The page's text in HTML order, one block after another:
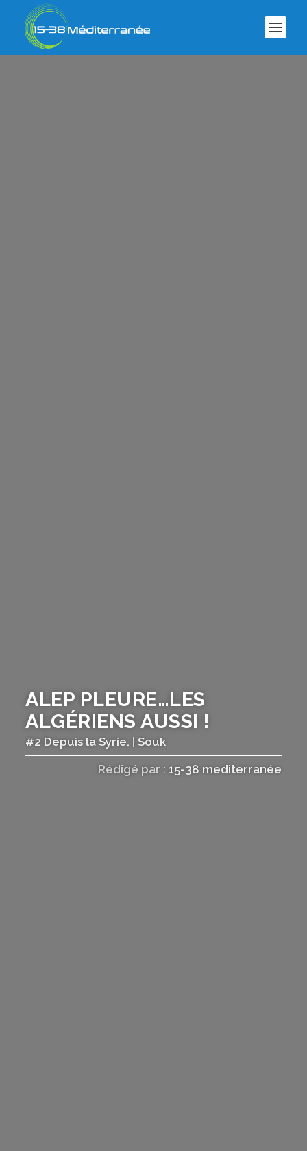
ALEP PLEURE…LES
ALGÉRIENS AUSSI !
#2 Depuis la Syrie. |Souk
Rédigé par : 15-38 mediterranée